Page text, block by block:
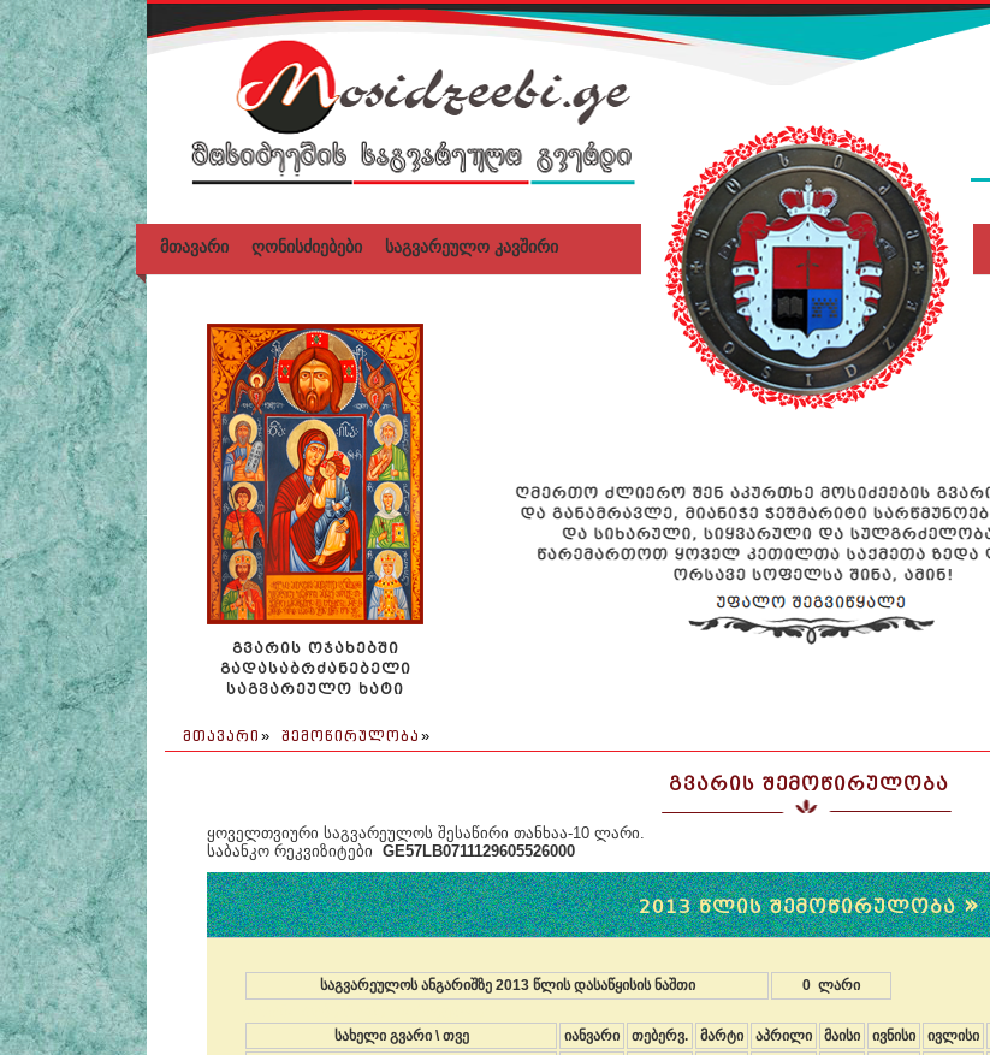
მთავარი ღონისძიებები საგვარეულო კავშირი
ᲒᲕᲐᲠᲘᲡ ᲝᲯᲐᲮᲔᲑᲨᲘ
ᲒᲐᲓᲐᲡᲐᲑᲠᲫᲐᲜᲔᲑᲔᲚᲘ
ᲡᲐᲒᲕᲐᲠᲔᲣᲚᲝ ᲮᲐᲢᲘ
ᲛᲗᲐᲕᲐᲠᲘ » ᲨᲔᲛᲝᲬᲘᲠᲣᲚᲝᲑᲐ »
ᲒᲕᲐᲠᲘᲡ ᲨᲔᲛᲝᲬᲘᲠᲣᲚᲝᲑᲐ
ყოველთვიური საგვარეულოს შესაწირი თანხაა-10 ლარი.
საბანკო რეკვიზიტები GE57LB0711129605526000
2013 ᲬᲚᲘᲡ ᲨᲔᲛᲝᲬᲘᲠᲣᲚᲝᲑᲐ»
საგვარეულოს ანგარიშზე 2013 წლის დასაწყისის ნაშთი 0 ლარი
სახელი გვარი \ თვე იანვარი თებერვ. მარტი აპრილი მაისი ივნისი ივლისი